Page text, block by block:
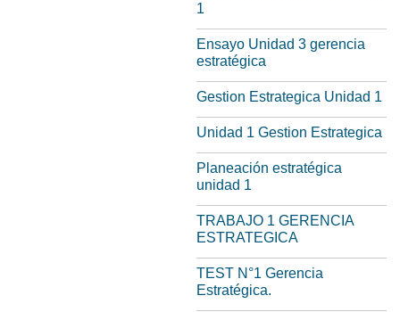
1
Ensayo Unidad 3 gerencia
estratégica
Gestion Estrategica Unidad 1
Unidad 1 Gestion Estrategica
Planeación estratégica
unidad 1
TRABAJO 1 GERENCIA
ESTRATEGICA
TEST N°1 Gerencia
Estratégica.